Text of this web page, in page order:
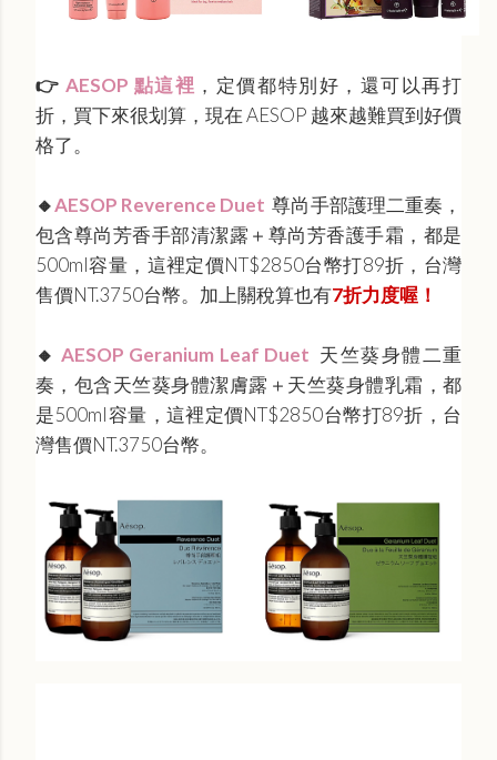
👉AESOP 點這裡 ，定價都特別好，還可以再打
折，買下來很划算，現在 AESOP 越來越難買到好價
格了。
🔸AESOP Reverence Duet 尊尚手部護理二重奏，
包含尊尚芳香手部清潔露＋尊尚芳香護手霜，都是
500ml容量，這裡定價NT$‌2850台幣打89折，台灣
售價NT.3750台幣。加上關稅算也有7折力度喔！
🔸 AESOP Geranium Leaf Duet 天竺葵身體二重
奏，包含天竺葵身體潔膚露＋天竺葵身體乳霜，都
是500ml容量，這裡定價NT$‌2850台幣打89折，台
灣售價NT.3750台幣。